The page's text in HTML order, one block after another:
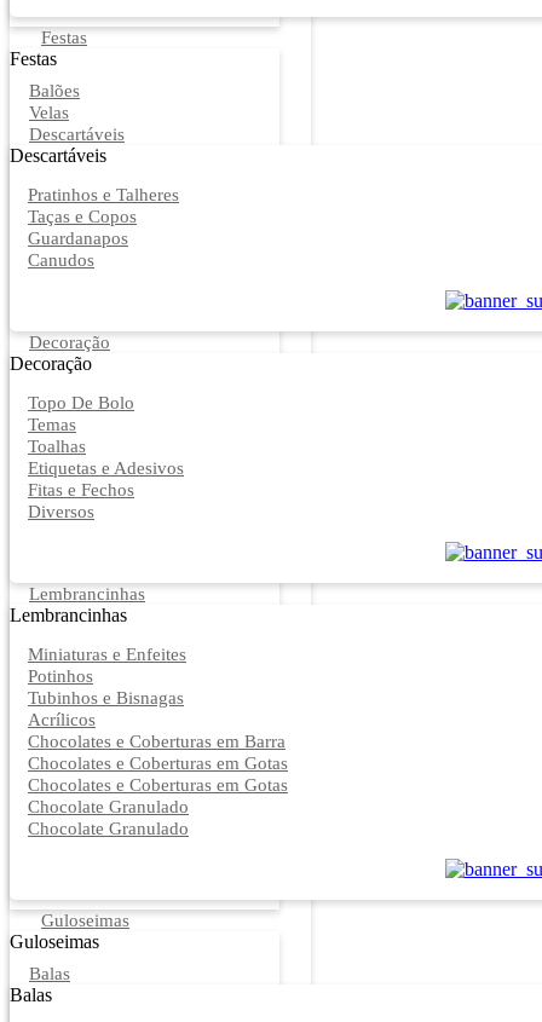
Festas
Festas
Balões
Velas
Descartáveis
Descartáveis
Pratinhos e Talheres
Taças e Copos
Guardanapos
Canudos
Decoração
Decoração
Topo De Bolo
Temas
Toalhas
Etiquetas e Adesivos
Fitas e Fechos
Diversos
Lembrancinhas
Lembrancinhas
Miniaturas e Enfeites
Potinhos
Tubinhos e Bisnagas
Acrílicos
Chocolates e Coberturas em Barra
Chocolates e Coberturas em Gotas
Chocolates e Coberturas em Gotas
Chocolate Granulado
Chocolate Granulado
Guloseimas
Guloseimas
Balas
Balas